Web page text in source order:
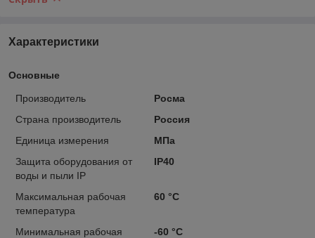
Характеристики
Основные
Производитель
Росма
Страна производитель
Россия
Единица измерения
МПа
Защита оборудования от
воды и пыли IP
IP40
Максимальная рабочая
температура
60 °С
Минимальная рабочая
-60 °С